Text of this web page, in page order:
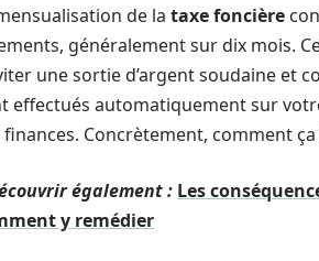
de la taxe foncière
généralement sur dix mois.
une sortie d’argent soudaine et
effectués automatiquement sur
finances. Concrètement, comment
également : Les
y remédier